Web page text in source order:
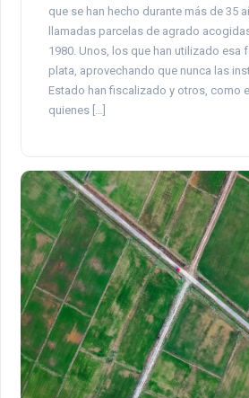
que se han hecho durante más de 35
llamadas parcelas de agrado
1980. Unos, los que han utilizado esa
plata, aprovechando que nunca las
Estado han fiscalizado y otros, como
quienes […]